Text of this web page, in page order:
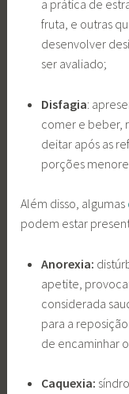
a prática de
fruta, e outras
desenvolver
ser avaliado;
Disfagia:
comer e beber,
deitar após as
porções
Além disso, algumas
podem estar
Anorexia:
apetite,
considerada
para a
de encaminhar
Caquexia: